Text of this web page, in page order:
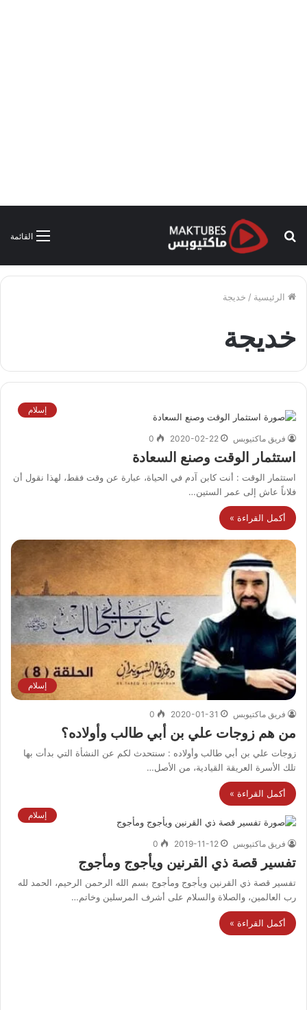
القائمة
بحث
الرئيسية / خديجة
خديجة
إسلام
فريق ماكتيوبس 2020-02-22
0
استثمار الوقت وصنع السعادة
استثمار الوقت : أنت كابن آدم في الحياة، عبارة عن وقت فقط، لهذا نقول أن
فلاناً عاش إلى عمر الستين…
أكمل القراءة »
إسلام
فريق ماكتيوبس 2020-01-31
0
من هم زوجات علي بن أبي طالب وأولاده؟
زوجات علي بن أبي طالب وأولاده : سنتحدث لكم عن النشأة التي بدأت بها
تلك الأسرة العريقة القيادية، من الأصل…
أكمل القراءة »
إسلام
فريق ماكتيوبس 2019-11-12
0
تفسير قصة ذي القرنين ويأجوج ومأجوج
تفسير قصة ذي القرنين ويأجوج ومأجوج بسم الله الرحمن الرحيم، الحمد لله
رب العالمين، والصلاة والسلام على أشرف المرسلين وخاتم…
أكمل القراءة »